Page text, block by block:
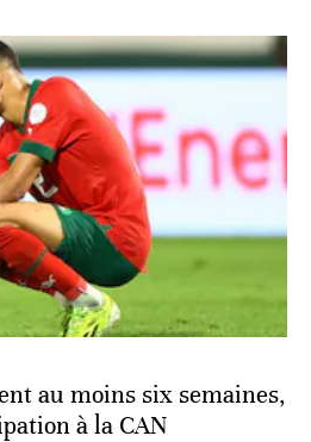
au moins six semaines,
à la CAN